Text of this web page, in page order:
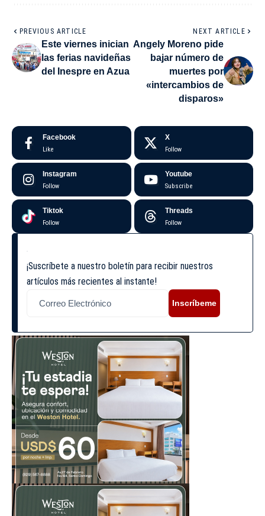
PREVIOUS ARTICLE
Este viernes inician
las ferias navideñas
del Inespre en Azua
NEXT ARTICLE
Angely Moreno pide
bajar número de
muertes por
«intercambios de
disparos»
Facebook
Like
X
Follow
Instagram
Follow
Youtube
Subscribe
Tiktok
Follow
Threads
Follow
¡Suscríbete a nuestro boletín para recibir nuestros
artículos más recientes al instante!
Inscríbeme